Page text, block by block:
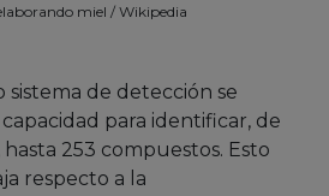
miel / Wikipedia
sistema de detección se
para identificar, de
253 compuestos. Esto
respecto a la